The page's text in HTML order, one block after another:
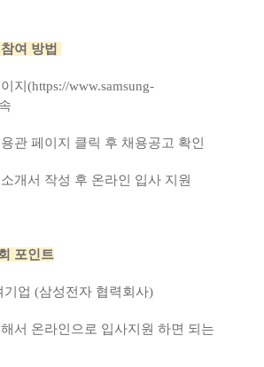
여 방법
지(https://www.samsung-
관 페이지 클릭 후 채용공고 확인
개서 작성 후 온라인 입사 지원
포인트
업 (삼성전자 협력회사)
서 온라인으로 입사지원 하면 되는